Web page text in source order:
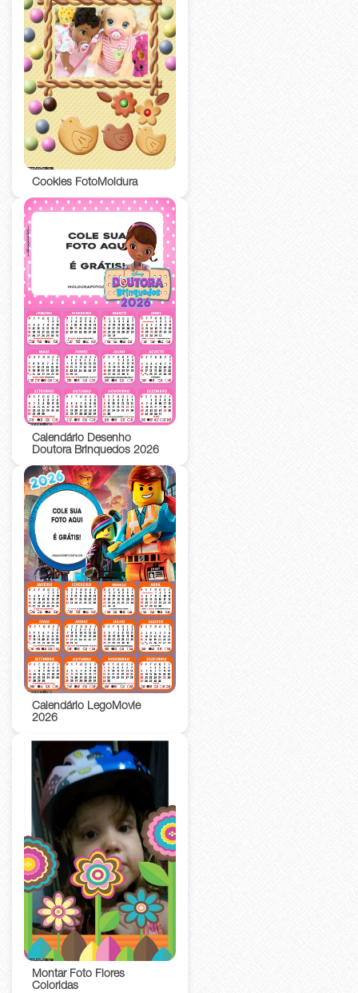
Cookies FotoMoldura
Calendário Desenho
Doutora Brinquedos 2026
Calendário LegoMovie
2026
Montar Foto Flores
Coloridas